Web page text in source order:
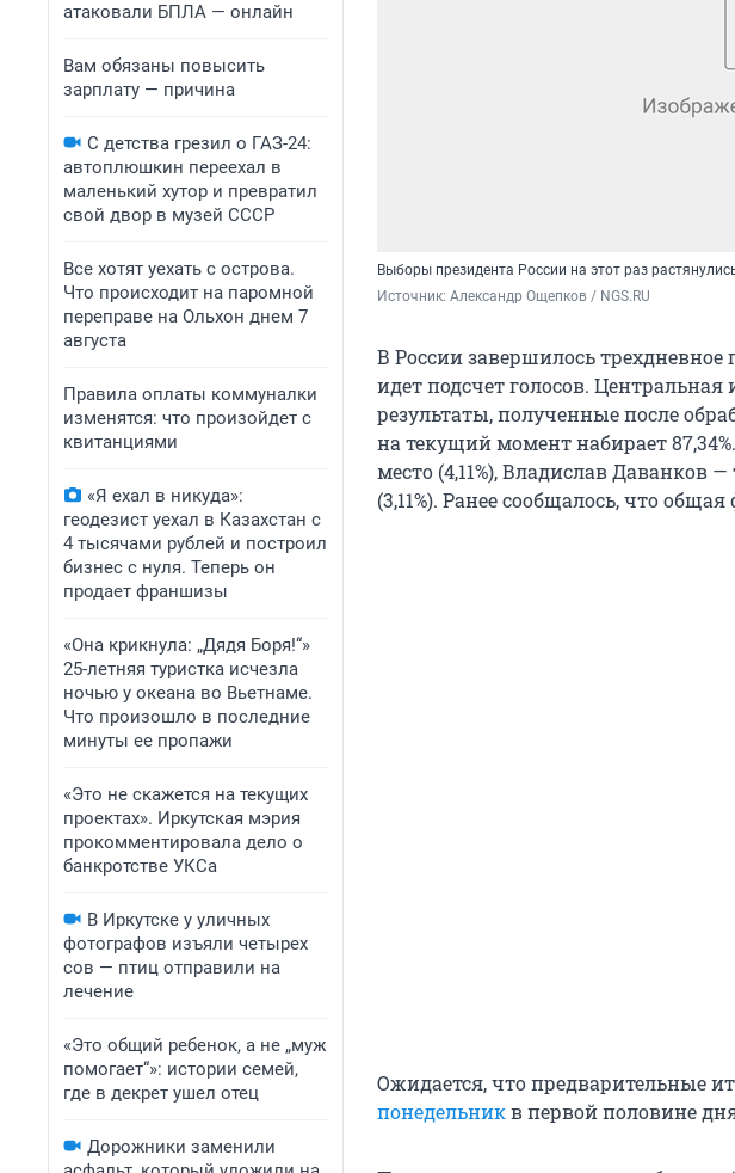
атаковали БПЛА — онлайн
Вам обязаны повысить
зарплату — причина
С детства грезил о ГАЗ-24:
автоплюшкин переехал в
маленький хутор и превратил
свой двор в музей СССР
Все хотят уехать с острова.
Что происходит на паромной
переправе на Ольхон днем 7
августа
Правила оплаты коммуналки
изменятся: что произойдет с
квитанциями
«Я ехал в никуда»:
геодезист уехал в Казахстан с
4 тысячами рублей и построил
бизнес с нуля. Теперь он
продает франшизы
«Она крикнула: „Дядя Боря!“»
25-летняя туристка исчезла
ночью у океана во Вьетнаме.
Что произошло в последние
минуты ее пропажи
«Это не скажется на текущих
проектах». Иркутская мэрия
прокомментировала дело о
банкротстве УКСа
В Иркутске у уличных
фотографов изъяли четырех
сов — птиц отправили на
лечение
«Это общий ребенок, а не „муж
помогает“»: истории семей,
где в декрет ушел отец
Дорожники заменили
Выборы президента России на этот раз
Источник: Александр Ощепков / NGS.RU
В России завершилось трехдневное
идет подсчет голосов.
результаты, полученные после
на текущий момент набирает
место (4,11%), Владислав Даванков
(3,11%). Ранее сообщалось, что
Ожидается, что предварительные
понедельникв первой половине